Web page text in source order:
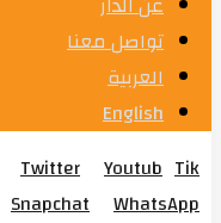
تواصل معنا
العربية
English
Twitter Youtub Tik
Snapchat
WhatsApp